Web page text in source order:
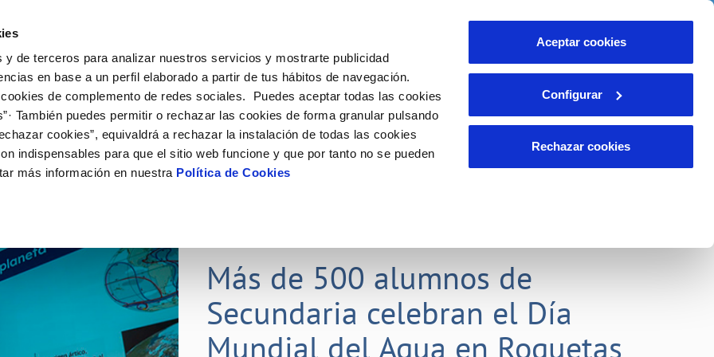
y de terceros para analizar nuestros servicios y mostrarte publicidad
en base a un perfil elaborado a partir de tus hábitos de navegación.
de complemento de redes sociales. Puedes aceptar todas las cookies
También puedes permitir o rechazar las cookies de forma granular pulsando
cookies”, equivaldrá a rechazar la instalación de todas las cookies
indispensables para que el sitio web funcione y que por tanto no se pueden
más información en nuestra Política de Cookies
Aceptar cookies
Configurar
Rechazar cookies
de titular
de suministro
obras
MODIFICACIÓN DE DATOS
Actualizar datos bancarios
Actualizar datos de domicilio
INCIDENCIAS
Comunica anomalías o posibles
VER TODAS LAS GESTIONES
Tu Servicio
AL CLIENTE
contacto
y afectaciones
e impresos
COMPROMISO DE SERVICIO
Carta de compromisos
Customer Counsel (Defensa del cliente)
Tu Agua
del agua
CUIDADOS DEL AGUA
Consejos de ahorro
Medidas contra la sequía
Conócenos
DE GESTIÓN Y CERTIFICADOS
CONTRATACIÓN
Licitaciones en curso
EMPLEO
Nuestros compromisos
Más de 500 alumnos de
Secundaria celebran el Día
Mundial del Agua en Roquetas